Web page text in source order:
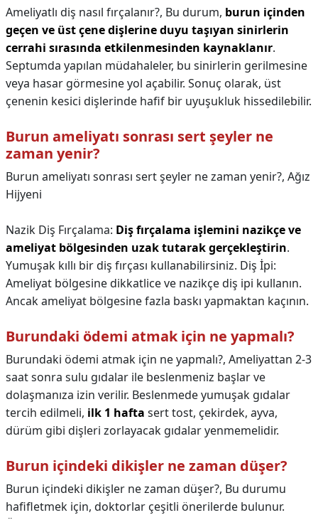
Ameliyatlı diş nasıl fırçalanır?, Bu durum, burun içinden
geçen ve üst çene dişlerine duyu taşıyan sinirlerin
cerrahi sırasında etkilenmesinden kaynaklanır.
Septumda yapılan müdahaleler, bu sinirlerin gerilmesine
veya hasar görmesine yol açabilir. Sonuç olarak, üst
çenenin kesici dişlerinde hafif bir uyuşukluk hissedilebilir.
Burun ameliyatı sonrası sert şeyler ne
zaman yenir?
Burun ameliyatı sonrası sert şeyler ne zaman yenir?, Ağız
Hijyeni
Nazik Diş Fırçalama: Diş fırçalama işlemini nazikçe ve
ameliyat bölgesinden uzak tutarak gerçekleştirin.
Yumuşak kıllı bir diş fırçası kullanabilirsiniz. Diş İpi:
Ameliyat bölgesine dikkatlice ve nazikçe diş ipi kullanın.
Ancak ameliyat bölgesine fazla baskı yapmaktan kaçının.
Burundaki ödemi atmak için ne yapmalı?
Burundaki ödemi atmak için ne yapmalı?, Ameliyattan 2-3
saat sonra sulu gıdalar ile beslenmeniz başlar ve
dolaşmanıza izin verilir. Beslenmede yumuşak gıdalar
tercih edilmeli, ilk 1 hafta sert tost, çekirdek, ayva,
dürüm gibi dişleri zorlayacak gıdalar yenmemelidir.
Burun içindeki dikişler ne zaman düşer?
Burun içindeki dikişler ne zaman düşer?, Bu durumu
hafifletmek için, doktorlar çeşitli önerilerde bulunur.